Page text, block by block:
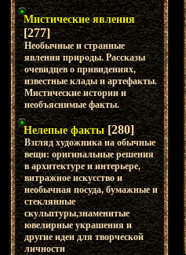
Мистические явления
[277]
Необычные и странные
явления природы. Рассказы
очевидцев о привидениях,
известные клады и артефакты.
Мистические истории и
необъяснимые факты.
Нелепые факты [280]
Взгляд художника на обычные
вещи: оригинальные решения
в архитектуре и интерьере,
витражное искусство и
необычная посуда, бумажные и
стеклянные
скульптуры,знаменитые
ювелирные украшения и
другие идеи для творческой
личности